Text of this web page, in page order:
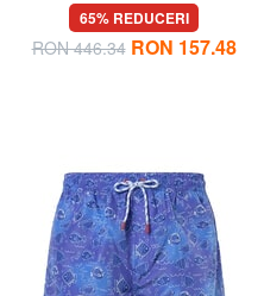
65% REDUCERI
RON 446.34 RON 157.48